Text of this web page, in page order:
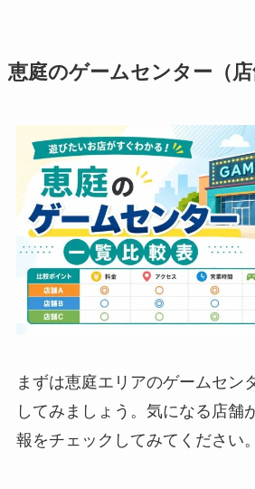
恵庭のゲームセンター（店
まずは恵庭エリアのゲームセン
してみましょう。気になる店舗
報をチェックしてみてください。